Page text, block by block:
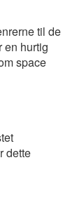
til de
en hurtig
space
dette